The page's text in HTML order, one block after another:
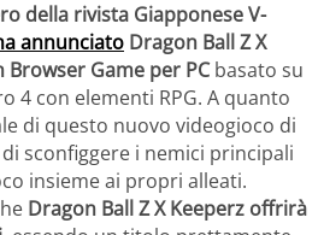
della rivista Giapponese V-
annunciato Dragon Ball Z X
Game per PCbasato su
4 con elementi RPG. A quanto
di questo nuovo videogioco di
sconfiggere i nemici principali
insieme ai propri alleati.
Dragon Ball Z X Keeperz offrirà